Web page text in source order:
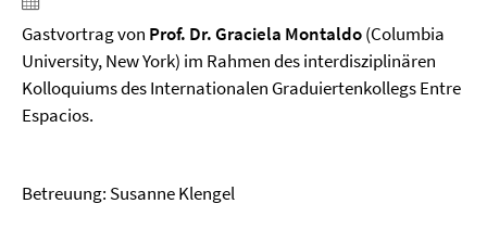
Gastvortrag von Prof. Dr. Graciela Montaldo(Columbia
University, New York) im Rahmen des interdisziplinären
Kolloquiums des Internationalen Graduiertenkollegs Entre
Espacios.
Betreuung: Susanne Klengel